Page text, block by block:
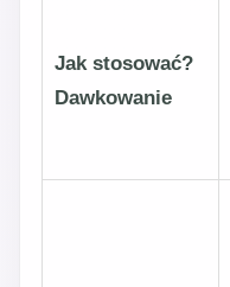
Jak stosować?
Dawkowanie